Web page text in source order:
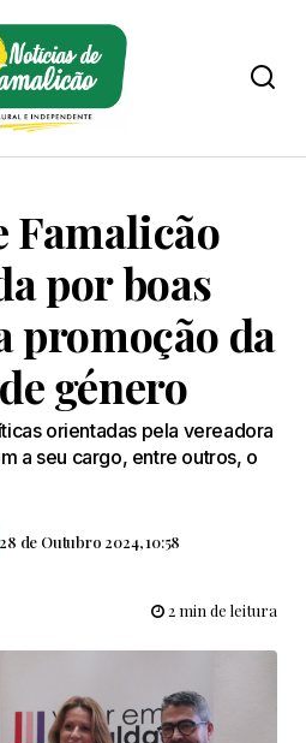
Famalicão
por boas
promoção da
género
orientadas pela vereadora
a seu cargo, entre outros, o
28 de Outubro 2024, 10:58
2 min de leitura